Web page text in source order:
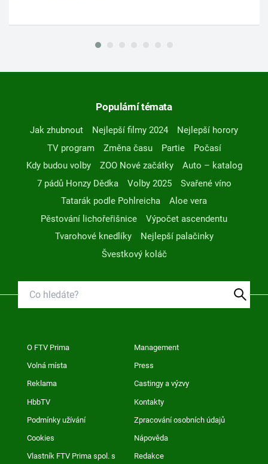
Populární témata
Jak zhubnout Nejlepší filmy 2024
Nejlepší horory
TV program
Změna času Partie
Počasí
Kdy budou volby
ZOO Nové začátky
Auto – katalog
7 pádů Honzy Dědka
Volby 2025
Svařené víno
Tatarák podle Pohlreicha
Aloe vera
Pěstování lichořeřišnice
Výpočet ascendentu
Tvarohové knedlíky
Nejlepší palačinky
Švestkový koláč
O FTV Prima Management
Volná místa Press
Reklama Castingy a výzvy
HbbTV Kontakty
Podmínky užívání Zpracování osobních údajů
Cookies Nápověda
Vlastník FTV Prima spol. s
Redakce